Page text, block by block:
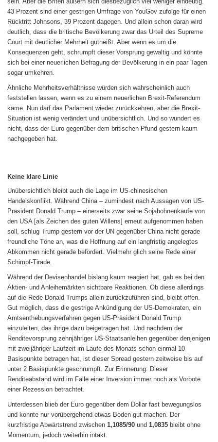
43 Prozent sind einer gestrigen Umfrage von YouGov zufolge für einen
Rücktritt Johnsons, 39 Prozent dagegen. Und allein schon daran wird
deutlich, dass die britische Bevölkerung zwar das Urteil des Supreme
Court mit deutlicher Mehrheit gutheißt. Aber wenn es um die
Konsequenzen geht, schrumpft dieser Vorsprung gewaltig und könnte
sich bei einer neuerlichen Befragung der Bevölkerung in ein paar Tagen
sogar umkehren.
Ähnliche Mehrheitsverhältnisse würden sich wahrscheinlich auch
feststellen lassen, wenn es zu einem neuerlichen Brexit-Referendum
käme. Nun darf das Parlament wieder zurückkehren, aber die Brexit-
Situation ist wenig verändert und unübersichtlich. Und so wundert es
nicht, dass der Euro gegenüber dem britischen Pfund gestern kaum
nachgegeben hat.
Keine klare Linie
Unübersichtlich bleibt auch die Lage im US-chinesischen
Handelskonflikt. Während China – zumindest nach Aussagen von US-
Präsident Donald Trump – einerseits zwar seine Sojabohnenkäufe von
den USA [als Zeichen des guten Willens] erneut aufgenommen haben
soll, schlug Trump gestern vor der UN gegenüber China nicht gerade
freundliche Töne an, was die Hoffnung auf ein langfristig angelegtes
Abkommen nicht gerade befördert. Vielmehr glich seine Rede einer
Schimpf-Tirade.
Während der Devisenhandel bislang kaum reagiert hat, gab es bei den
Aktien- und Anleihemärkten sichtbare Reaktionen. Ob diese allerdings
auf die Rede Donald Trumps allein zurückzuführen sind, bleibt offen.
Gut möglich, dass die gestrige Ankündigung der US-Demokraten, ein
Amtsenthebungsverfahren gegen US-Präsident Donald Trump
einzuleiten, das ihrige dazu beigetragen hat. Und nachdem der
Renditevorsprung zehnjähriger US-Staatsanleihen gegenüber denjenigen
mit zweijähriger Laufzeit im Laufe des Monats schon einmal 10
Basispunkte betragen hat, ist dieser Spread gestern zeitweise bis auf
unter 2 Basispunkte geschrumpft. Zur Erinnerung: Dieser
Renditeabstand wird im Falle einer Inversion immer noch als Vorbote
einer Rezession betrachtet.
Unterdessen blieb der Euro gegenüber dem Dollar fast bewegungslos
und konnte nur vorübergehend etwas Boden gut machen. Der
kurzfristige Abwärtstrend zwischen 1,1085/90 und 1,0835 bleibt ohne
Momentum, jedoch weiterhin intakt.